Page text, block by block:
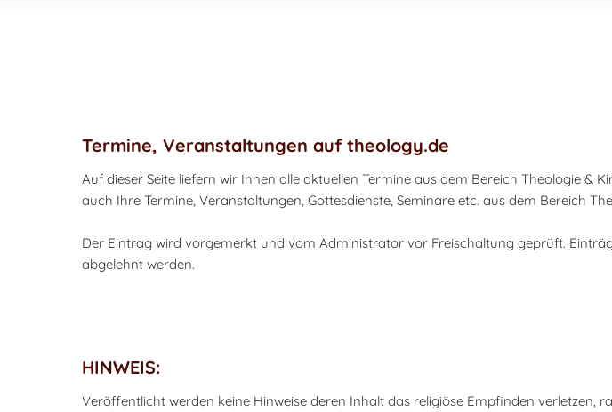
Termine, Veranstaltungen auf theology.de
Auf dieser Seite liefern wir Ihnen alle aktuellen Termine aus dem Bereich Theologie &
auch Ihre Termine, Veranstaltungen, Gottesdienste, Seminare etc. aus dem Bereich
Der Eintrag wird vorgemerkt und vom Administrator vor Freischaltung geprüft.
abgelehnt werden.
HINWEIS:
Veröffentlicht werden keine Hinweise deren Inhalt das religiöse Empfinden verletzen,